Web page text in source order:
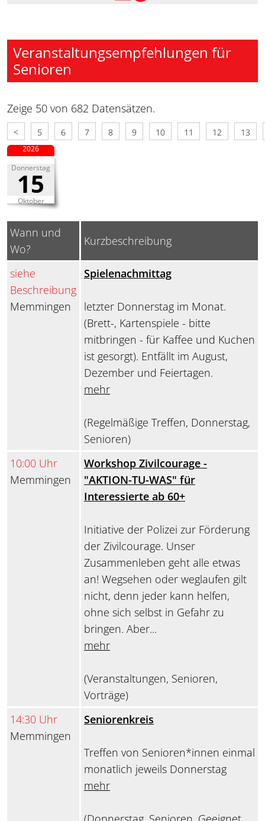
Veranstaltungsempfehlungen für
Senioren
Zeige 50 von 682 Datensätzen.
< 5 6 7 8 9 10 11 12 13
Donnerstag
15
Oktober
2026
Wann und
Wo?
Kurzbeschreibung
siehe
Beschreibung
Memmingen
Spielenachmittag
letzter Donnerstag im Monat.
(Brett-, Kartenspiele - bitte
mitbringen - für Kaffee und Kuchen
ist gesorgt). Entfällt im August,
Dezember und Feiertagen.
mehr
(Regelmäßige Treffen, Donnerstag,
Senioren)
10:00 Uhr
Memmingen
Workshop Zivilcourage -
"AKTION-TU-WAS" für
Interessierte ab 60+
Initiative der Polizei zur Förderung
der Zivilcourage. Unser
Zusammenleben geht alle etwas
an! Wegsehen oder weglaufen gilt
nicht, denn jeder kann helfen,
ohne sich selbst in Gefahr zu
bringen. Aber...
mehr
(Veranstaltungen, Senioren,
Vorträge)
14:30 Uhr
Memmingen
Seniorenkreis
Treffen von Senioren*innen einmal
monatlich jeweils Donnerstag
mehr